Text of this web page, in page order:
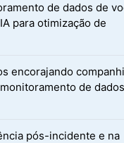
de dados de
para otimização de
encorajando
de
pós-incidente e na